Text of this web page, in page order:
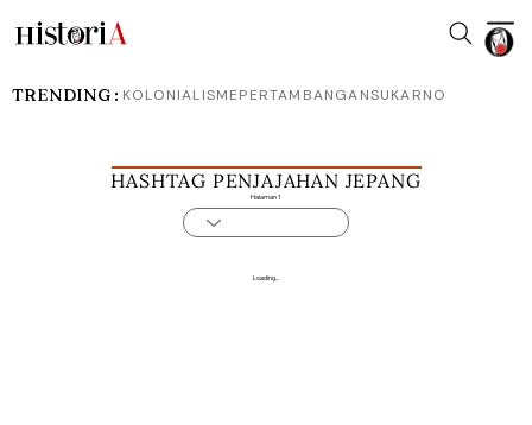
HASHTAG PENJAJAHAN JEPANG
Halaman 1
Loading...
TRENDING : KOLONIALISMEPERTAMBANGANSUKARNO